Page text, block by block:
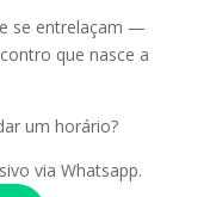
se entrelaçam —
que nasce a
um horário?
via Whatsapp.